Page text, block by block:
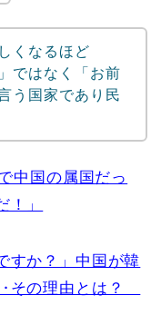
くなるほど
ではなく「お前
う国家であり民
中国の属国だっ
」
すか？」中国が韓
その理由とは？